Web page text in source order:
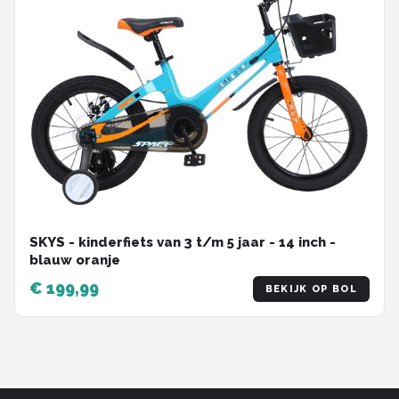
SKYS - kinderfiets van 3 t/m 5 jaar - 14 inch -
blauw oranje
€ 199,99 BEKIJK OP BOL